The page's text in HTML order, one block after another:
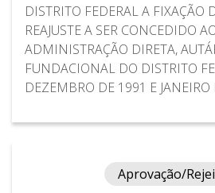
DISTRITO FEDERAL A FIXAÇÃO
REAJUSTE A SER CONCEDIDO
ADMINISTRAÇÃO DIRETA,
FUNDACIONAL DO DISTRITO
DEZEMBRO DE 1991 E JANEIRO
Aprovação/